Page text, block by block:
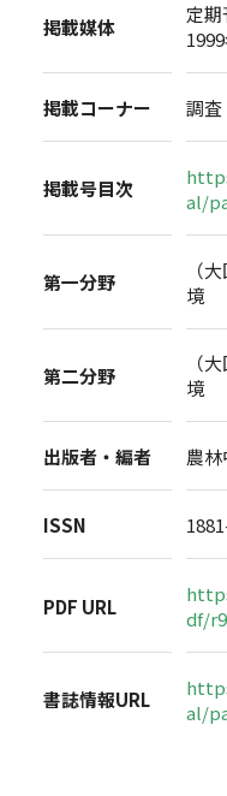
掲載媒体
定期
掲載コーナー 調査
掲載号目次
al/
第一分野
（
境
第二分野
（
境
出版者・編者 農
ISSN
PDF URL
df/
書誌情報URL
al/